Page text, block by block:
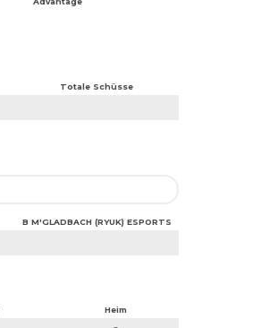
Totale Schüsse
B M'GLADBACH (RYUK) ESPORTS
Heim